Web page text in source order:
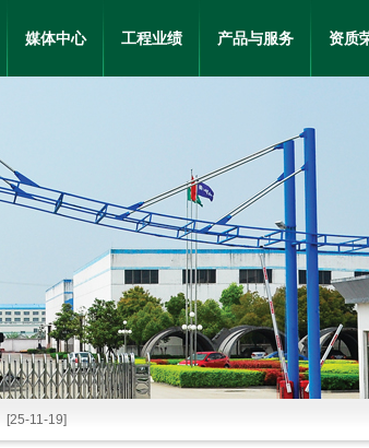
媒体中心 工程业绩 产品与服务 资质
[25-12-17]